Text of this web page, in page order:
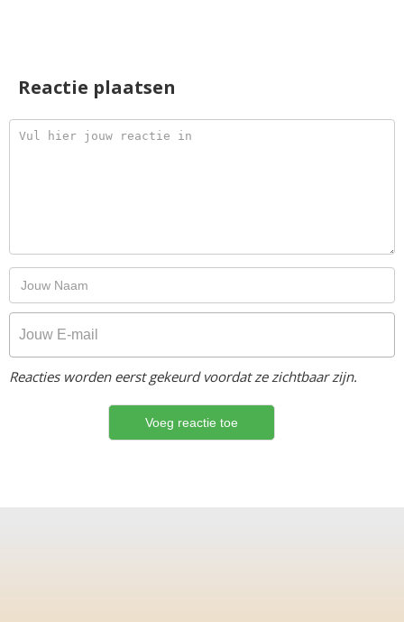
Reactie plaatsen
Reacties worden eerst gekeurd voordat ze zichtbaar zijn.